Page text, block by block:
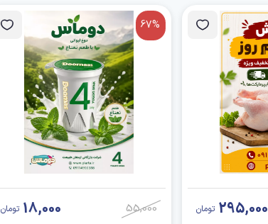
295,000 تومان
67%
55,000
18,000 تومان